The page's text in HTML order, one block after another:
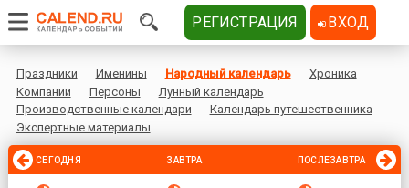
Праздники Именины Народный календарь
Хроника
Компании
Персоны
Лунный календарь
Производственные календари
Календарь путешественника
Экспертные материалы
СЕГОДНЯ ЗАВТРА ПОСЛЕЗАВТРА
РЕГИСТРАЦИЯ ВХОД